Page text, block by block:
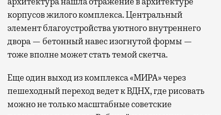
корпусов жилого комплекса. Центральный
элемент благоустройства уютного внутреннего
двора — бетонный навес изогнутой формы —
тоже вполне может стать темой скетча.
Еще один выход из комплекса «МИРА» через
пешеходный переход ведет к ВДНХ, где рисовать
можно не только масштабные советские